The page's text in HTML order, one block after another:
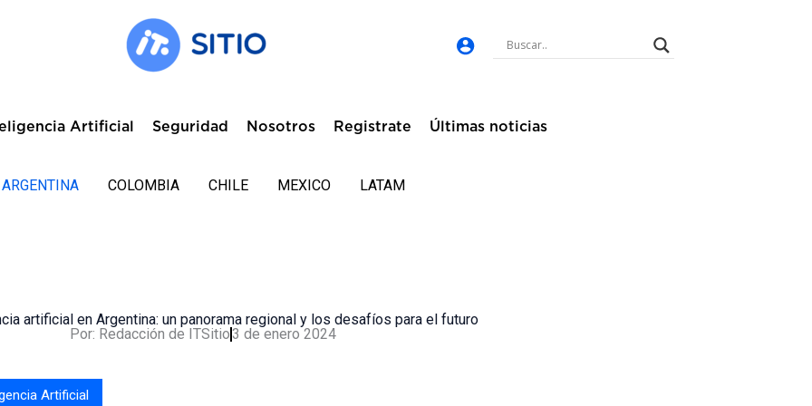
Artificial Seguridad Nosotros Registrate Últimas noticias
ARGENTINA COLOMBIA CHILE MEXICO LATAM
artificial en Argentina: un panorama regional y los desafíos para el futuro
Por: Redacción de ITSitio3 de enero 2024
Artificial